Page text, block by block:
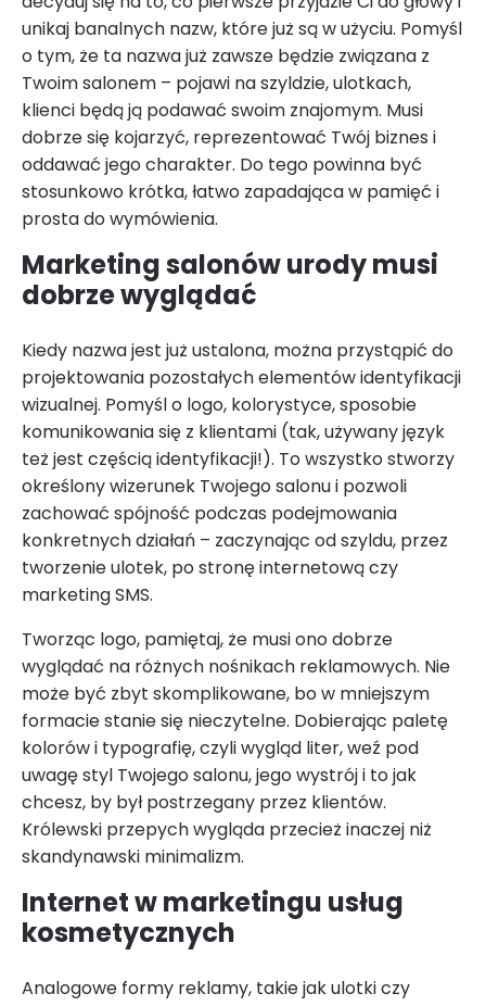
unikaj banalnych nazw, które już są w użyciu. Pomyśl
o tym, że ta nazwa już zawsze będzie związana z
Twoim salonem – pojawi na szyldzie, ulotkach,
klienci będą ją podawać swoim znajomym. Musi
dobrze się kojarzyć, reprezentować Twój biznes i
oddawać jego charakter. Do tego powinna być
stosunkowo krótka, łatwo zapadająca w pamięć i
prosta do wymówienia.
Marketing salonów urody musi
dobrze wyglądać
Kiedy nazwa jest już ustalona, można przystąpić do
projektowania pozostałych elementów identyfikacji
wizualnej. Pomyśl o logo, kolorystyce, sposobie
komunikowania się z klientami (tak, używany język
też jest częścią identyfikacji!). To wszystko stworzy
określony wizerunek Twojego salonu i pozwoli
zachować spójność podczas podejmowania
konkretnych działań – zaczynając od szyldu, przez
tworzenie ulotek, po stronę internetową czy
marketing SMS.
Tworząc logo, pamiętaj, że musi ono dobrze
wyglądać na różnych nośnikach reklamowych. Nie
może być zbyt skomplikowane, bo w mniejszym
formacie stanie się nieczytelne. Dobierając paletę
kolorów i typografię, czyli wygląd liter, weź pod
uwagę styl Twojego salonu, jego wystrój i to jak
chcesz, by był postrzegany przez klientów.
Królewski przepych wygląda przecież inaczej niż
skandynawski minimalizm.
Internet w marketingu usług
kosmetycznych
Analogowe formy reklamy, takie jak ulotki czy